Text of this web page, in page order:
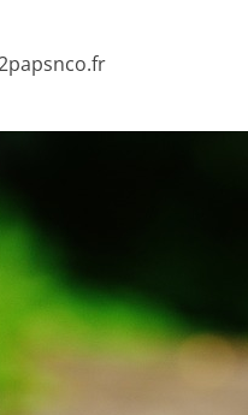
papsnco.fr